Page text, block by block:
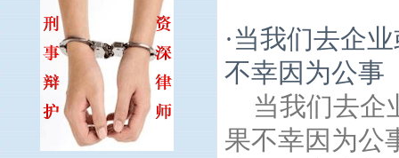
·当我们去企
不幸因为公事
当我们去企
果不幸因为公